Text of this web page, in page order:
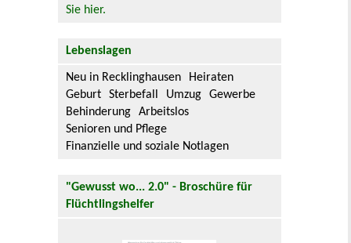
Sie hier.
Lebenslagen
Neu in Recklinghausen
Heiraten
Geburt
Sterbefall Umzug
Gewerbe
Behinderung
Arbeitslos
Senioren und Pflege
Finanzielle und soziale Notlagen
"Gewusst wo... 2.0" - Broschüre für
Flüchtlingshelfer